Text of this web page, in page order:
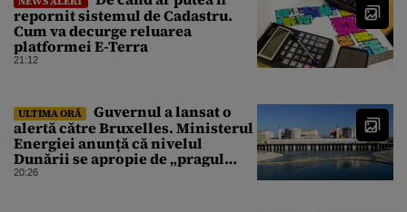
repornit sistemul de Cadastru.
Cum va decurge reluarea
platformei E-Terra
21:12
ULTIMA ORĂ
Guvernul a lansat o
alertă către Bruxelles. Ministerul
Energiei anunță că nivelul
Dunării se apropie de „pragul
critic”, iar centrala de la
20:26